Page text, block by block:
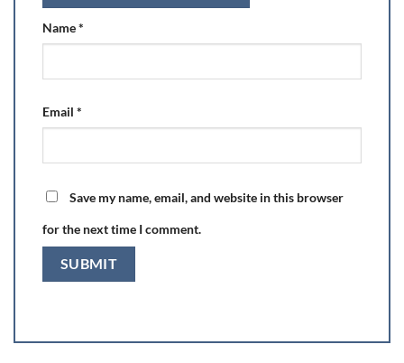
Name*
Email *
Save my name, email, and website in this browser
for the next time I comment.